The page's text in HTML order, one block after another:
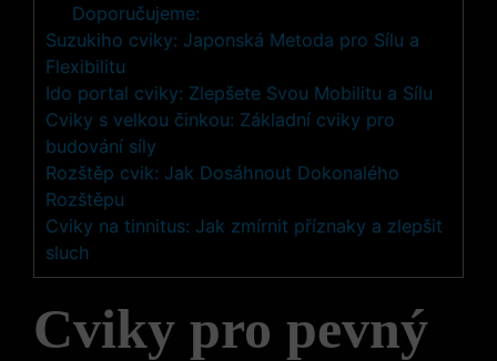
Doporučujeme:
Suzukiho cviky: Japonská Metoda pro Sílu a
Flexibilitu
Ido portal cviky: Zlepšete Svou Mobilitu a Sílu
Cviky s velkou činkou: Základní cviky pro
budování síly
Rozštěp cvik: Jak Dosáhnout Dokonalého
Rozštěpu
Cviky na tinnitus: Jak zmírnit příznaky a zlepšit
sluch
Cviky pro pevný